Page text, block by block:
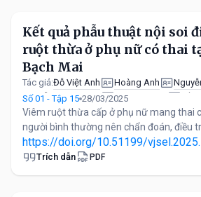
Kết quả phẫu thuật nội soi
ruột thừa ở phụ nữ có thai
Bạch Mai
Tác giả:Đỗ Việt Anh Hoàng Anh
Nguyễn Ngọc Hùng
Vũ Đức Long
Trần Hiếu Học
Nguyễn Đình Quyền
Số 01 - Tập 15 28/03/2025
Viêm ruột thừa cấp ở phụ nữ mang thai
người bình thường nên chẩn đoán, điều
https://doi.org/10.51199/
Trích dẫn PDF